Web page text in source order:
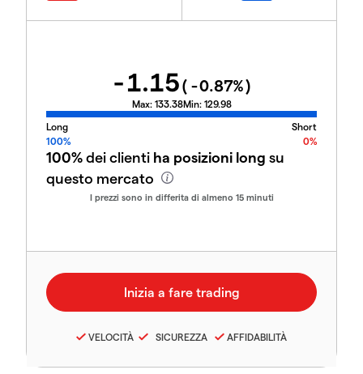
-1.15( -0.87%)
Max: 133.38Min: 129.98
Long
Short
100%
0%
100%dei clienti ha posizioni long su
questo mercato
I prezzi sono in differita di almeno 15 minuti
VELOCITÀ SICUREZZA AFFIDABILITÀ